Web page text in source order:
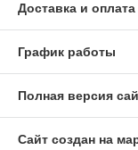
Доставка и оплата
График работы
Полная версия
Сайт создан на